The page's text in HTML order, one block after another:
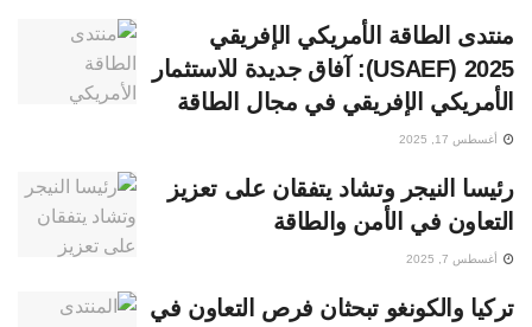
منتدى الطاقة الأمريكي الإفريقي
USAEF) 2025): آفاق جديدة للاستثمار
الأمريكي الإفريقي في مجال الطاقة
أغسطس 17, 2025
رئيسا النيجر وتشاد يتفقان على تعزيز
التعاون في الأمن والطاقة
أغسطس 7, 2025
تركيا والكونغو تبحثان فرص التعاون في